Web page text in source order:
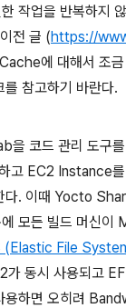
작업을 반복하지
전 글 (https://
에 대해서 조금
참고하기 바란다.
코드 관리 도구
고 EC2 Instance
다. 이때 Yocto
모든 빌드 머신이
(Elastic File
동시 사용되고
용하면 오히려